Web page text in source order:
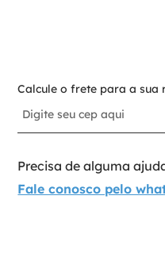
Calcule o frete para a sua
Precisa de alguma
Fale conosco pelo